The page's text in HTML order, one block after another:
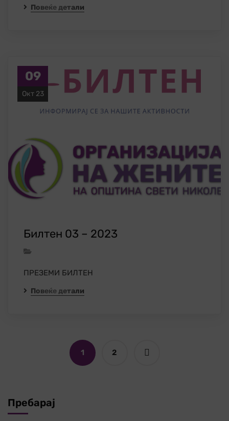
Повеќе детали
09
Окт 23
Билтен 03 – 2023
ПРЕЗЕМИ БИЛТЕН
Повеќе детали
1 2
Пребарај